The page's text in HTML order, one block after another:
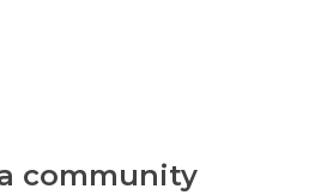
community